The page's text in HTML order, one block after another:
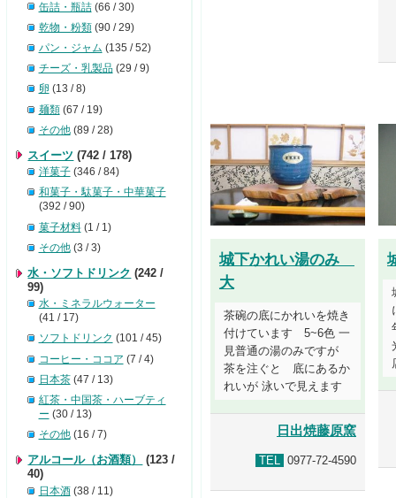
城下かれい湯のみ
大
茶碗の底にかれいを焼き
付けています 5~6色 一
見普通の湯のみですが
茶を注ぐと 底にあるか
れいが 泳いで見えます
日出焼藤原窯
TEL 0977-72-4590
缶詰・瓶詰(66 / 30)
乾物・粉類(90 / 29)
パン・ジャム (135 / 52)
チーズ・乳製品(29 / 9)
卵 (13 / 8)
麺類(67 / 19)
その他(89 / 28)
スイーツ (742 / 178)
洋菓子(346 / 84)
和菓子・駄菓子・中華菓子
(392 / 90)
菓子材料(1 / 1)
その他(3 / 3)
水・ソフトドリンク (242 /
99)
水・ミネラルウォーター
(41 / 17)
ソフトドリンク (101 / 45)
コーヒー・ココア (7 / 4)
日本茶(47 / 13)
紅茶・中国茶・ハーブティ
ー (30 / 13)
その他(16 / 7)
アルコール（お酒類）
(123 /
40)
日本酒(38 / 11)